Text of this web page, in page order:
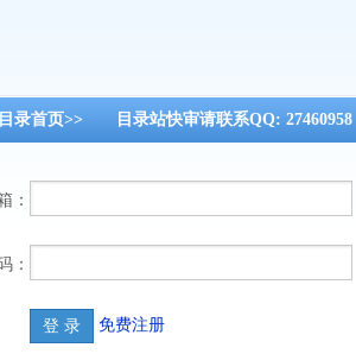
录首页>> 目录站快审请联系QQ: 27460958
：
：
免费注册